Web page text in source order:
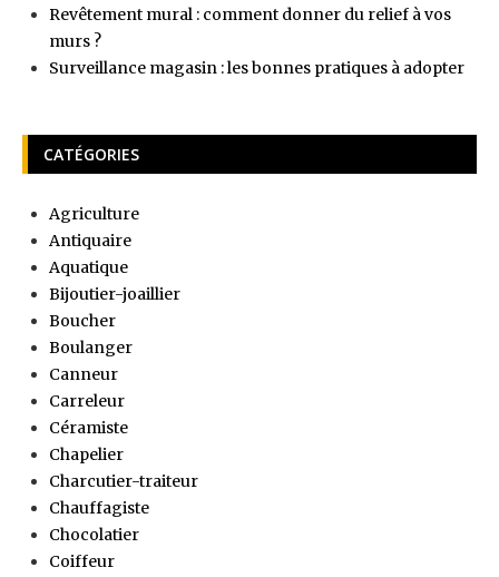
Revêtement mural : comment donner du relief à vos
murs ?
Surveillance magasin : les bonnes pratiques à adopter
CATÉGORIES
Agriculture
Antiquaire
Aquatique
Bijoutier-joaillier
Boucher
Boulanger
Canneur
Carreleur
Céramiste
Chapelier
Charcutier-traiteur
Chauffagiste
Chocolatier
Coiffeur